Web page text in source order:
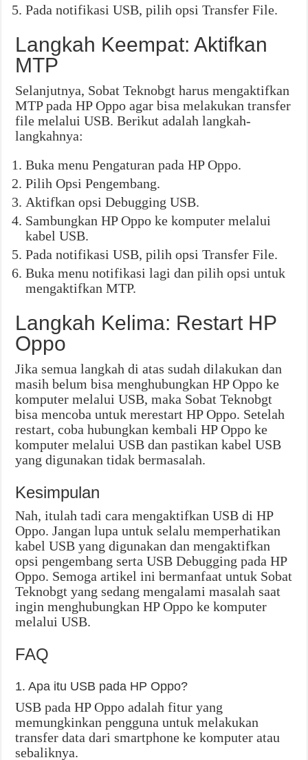
Pada notifikasi USB, pilih opsi Transfer File.
Langkah Keempat: Aktifkan
MTP
Selanjutnya, Sobat Teknobgt harus mengaktifkan
MTP pada HP Oppo agar bisa melakukan transfer
file melalui USB. Berikut adalah langkah-
langkahnya:
Buka menu Pengaturan pada HP Oppo.
Pilih Opsi Pengembang.
Aktifkan opsi Debugging USB.
Sambungkan HP Oppo ke komputer melalui
kabel USB.
Pada notifikasi USB, pilih opsi Transfer File.
Buka menu notifikasi lagi dan pilih opsi untuk
mengaktifkan MTP.
Langkah Kelima: Restart HP
Oppo
Jika semua langkah di atas sudah dilakukan dan
masih belum bisa menghubungkan HP Oppo ke
komputer melalui USB, maka Sobat Teknobgt
bisa mencoba untuk merestart HP Oppo. Setelah
restart, coba hubungkan kembali HP Oppo ke
komputer melalui USB dan pastikan kabel USB
yang digunakan tidak bermasalah.
Kesimpulan
Nah, itulah tadi cara mengaktifkan USB di HP
Oppo. Jangan lupa untuk selalu memperhatikan
kabel USB yang digunakan dan mengaktifkan
opsi pengembang serta USB Debugging pada HP
Oppo. Semoga artikel ini bermanfaat untuk Sobat
Teknobgt yang sedang mengalami masalah saat
ingin menghubungkan HP Oppo ke komputer
melalui USB.
FAQ
1. Apa itu USB pada HP Oppo?
USB pada HP Oppo adalah fitur yang
memungkinkan pengguna untuk melakukan
transfer data dari smartphone ke komputer atau
sebaliknya.